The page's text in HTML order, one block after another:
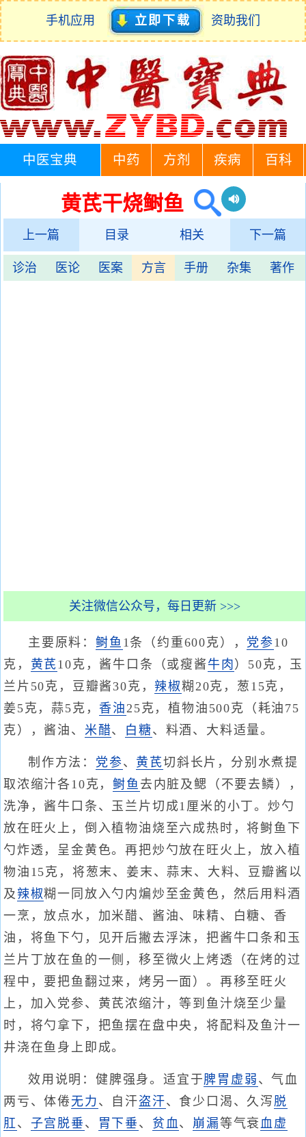
手机应用 立即下载 资助我们
中医宝典 中药 方剂 疾病 百科
黄芪干烧鲥鱼
上一篇 目录 相关 下一篇
诊治 医论 医案 方言 手册 杂集 著作
关注微信公众号，每日更新 >>>
主要原料： 鲥鱼 1条（约重600克）， 党参10
克， 黄芪 10克，酱牛口条（或瘦酱 牛肉 ）50克，玉
兰片50克，豆瓣酱30克，辣椒糊20克，葱15克，
姜5克，蒜5克， 香油25克，植物油500克（耗油75
克），酱油、 米醋、 白糖、料酒、大料适量。
制作方法： 党参、 黄芪切斜长片，分别水煮提
取浓缩汁各10克，鲥鱼 去内脏及鳃（不要去鳞），
洗净，酱牛口条、玉兰片切成1厘米的小丁。炒勺
放在旺火上，倒入植物油烧至六成热时，将鲥鱼下
勺炸透，呈金黄色。再把炒勺放在旺火上，放入植
物油15克，将葱末、姜末、蒜末、大料、豆瓣酱以
及辣椒糊一同放入勺内煸炒至金黄色，然后用料酒
一烹，放点水，加米醋、酱油、味精、白糖、香
油，将鱼下勺，见开后撇去浮沫，把酱牛口条和玉
兰片丁放在鱼的一侧，移至微火上烤透（在烤的过
程中，要把鱼翻过来，烤另一面）。再移至旺火
上，加入党参、黄芪浓缩汁，等到鱼汁烧至少量
时，将勺拿下，把鱼摆在盘中央，将配料及鱼汁一
井浇在鱼身上即成。
效用说明：健脾强身。适宜于脾胃虚弱 、气血
两亏、体倦 无力 、自汗盗汗、食少口渴、久泻 脱
肛 、 子宫脱垂 、 胃下垂 、 贫血、 崩漏等气衰 血虚